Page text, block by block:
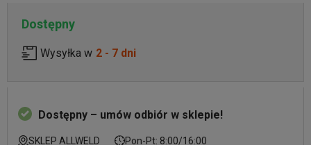
Dostępny
Wysyłka w 2 - 7 dni
Dostępny – umów odbiór w sklepie!
SKLEP ALLWELD
Pon-Pt: 8:00/16:00